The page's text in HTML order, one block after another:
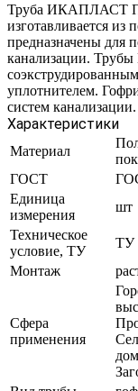
Труба ИКАПЛАСТ
изготавливается из
предназначены для
канализации. Трубы
уплотнителем.
систем канализации.
Характеристики
Материал
ГОСТ
Единица
измерения
шт
Техническое
условие, ТУ
ТУ
Монтаж
Сфера
применения